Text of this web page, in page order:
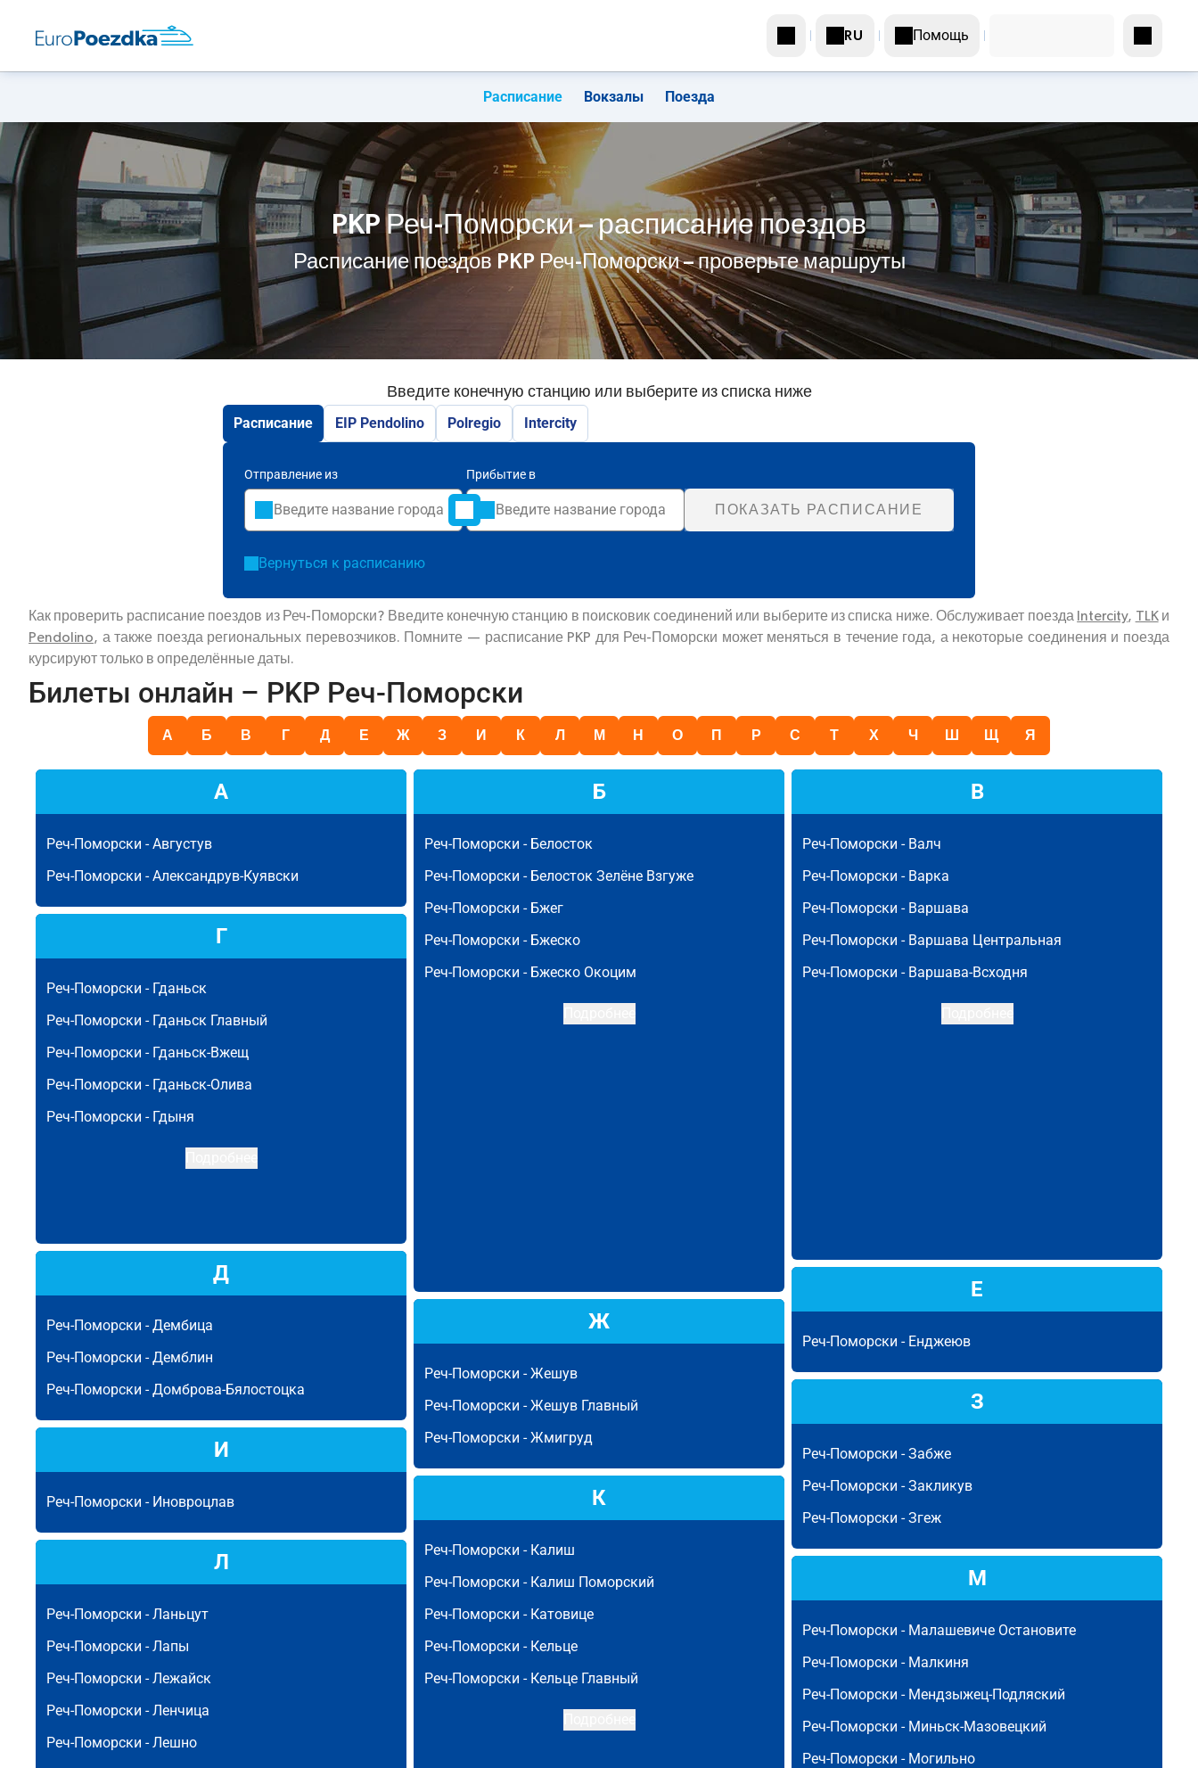
RU Помощь
Расписание Вокзалы Поезда
PKP Реч-Поморски – расписание поездов
Расписание поездов PKP Реч-Поморски – проверьте маршруты
Введите конечную станцию или выберите из списка ниже
Расписание EIP Pendolino Polregio Intercity
Отправление из Прибытие в
ПОКАЗАТЬ РАСПИСАНИЕ
Вернуться к расписанию
Как проверить расписание поездов из Реч-Поморски? Введите конечную станцию в поисковик соединений или выберите из списка ниже. Обслуживает поезда Intercity, TLKи
Pendolino, а также поезда региональных перевозчиков. Помните — расписание PKP для Реч-Поморски может меняться в течение года, а некоторые соединения и поезда
курсируют только в определённые даты.
Билеты онлайн – PKP Реч-Поморски
А Б В Г Д Е Ж З И К Л М Н О П Р С Т Х Ч Ш Щ Я
А
Реч-Поморски -Августув
Реч-Поморски -Александрув-Куявски
Б
Реч-Поморски - Белосток
Реч-Поморски - Белосток Зелёне Взгуже
Реч-Поморски - Бжег
Реч-Поморски - Бжеско
Реч-Поморски - Бжеско Окоцим
В
Реч-Поморски - Валч
Реч-Поморски - Варка
Реч-Поморски - Варшава
Реч-Поморски - Варшава Центральная
Реч-Поморски - Варшава-Всходня
Г
Реч-Поморски - Гданьск
Реч-Поморски - Гданьск Главный
Реч-Поморски - Гданьск-Вжещ
Реч-Поморски - Гданьск-Олива
Реч-Поморски - Гдыня
Д
Реч-Поморски -Дембица
Реч-Поморски -Демблин
Реч-Поморски -Домброва-Бялостоцка
Е
Реч-Поморски - Енджеюв
Ж
Реч-Поморски -Жешув
Реч-Поморски -Жешув Главный
Реч-Поморски -Жмигруд
З
Реч-Поморски -Забже
Реч-Поморски -Закликув
Реч-Поморски -Згеж
И
Реч-Поморски - Иновроцлав К
Реч-Поморски - Калиш
Реч-Поморски - Калиш Поморский
Реч-Поморски - Катовице
Реч-Поморски - Кельце
Реч-Поморски - Кельце Главный
Л
Реч-Поморски -Ланьцут
Реч-Поморски -Лапы
Реч-Поморски -Лежайск
Реч-Поморски -Ленчица
Реч-Поморски -Лешно
М
Реч-Поморски - Малашевиче Остановите
Реч-Поморски - Малкиня
Реч-Поморски - Мендзыжец-Подляский
Реч-Поморски - Миньск-Мазовецкий
Реч-Поморски - Могильно